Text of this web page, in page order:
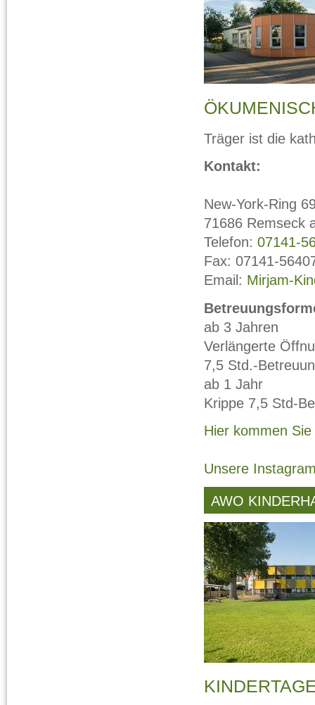
Träger ist die
Kontakt:
New-York-Ring
71686 Remseck
Telefon: 07141-
Fax: 07141-
Email: Mirjam-
ab 3 Jahren
Verlängerte
7,5 Std.-
ab 1 Jahr
Krippe 7,5 Std-
Hier kommen
Unsere
AWO